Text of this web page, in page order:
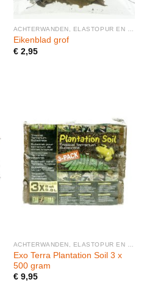
Eikenblad grof
€2,95
Exo Terra Plantation Soil 3 x
500 gram
€9,95